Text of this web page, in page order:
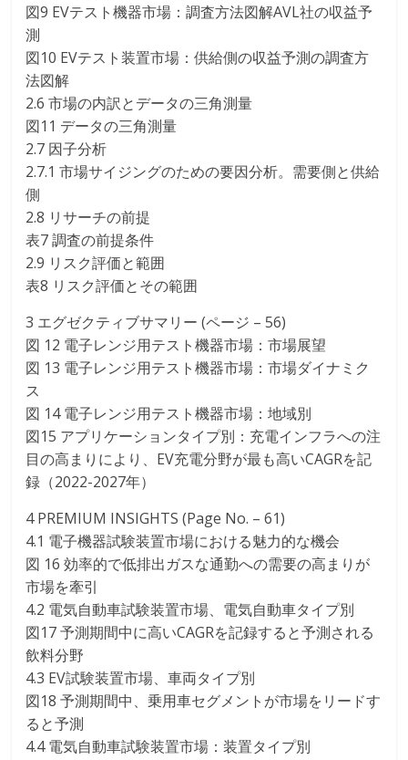
図9 EVテスト機器市場：調査方法図解AVL社の収益予
測
図10 EVテスト装置市場：供給側の収益予測の調査方
法図解
2.6 市場の内訳とデータの三角測量
図11 データの三角測量
2.7 因子分析
2.7.1 市場サイジングのための要因分析。需要側と供給
側
2.8 リサーチの前提
表7 調査の前提条件
2.9 リスク評価と範囲
表8 リスク評価とその範囲
3 エグゼクティブサマリー (ページ – 56)
図 12 電子レンジ用テスト機器市場：市場展望
図 13 電子レンジ用テスト機器市場：市場ダイナミク
ス
図 14 電子レンジ用テスト機器市場：地域別
図15 アプリケーションタイプ別：充電インフラへの注
目の高まりにより、EV充電分野が最も高いCAGRを記
録（2022-2027年）
4 PREMIUM INSIGHTS (Page No. – 61)
4.1 電子機器試験装置市場における魅力的な機会
図 16 効率的で低排出ガスな通勤への需要の高まりが
市場を牽引
4.2 電気自動車試験装置市場、電気自動車タイプ別
図17 予測期間中に高いCAGRを記録すると予測される
飲料分野
4.3 EV試験装置市場、車両タイプ別
図18 予測期間中、乗用車セグメントが市場をリードす
ると予測
4.4 電気自動車試験装置市場：装置タイプ別